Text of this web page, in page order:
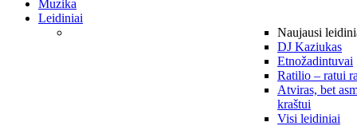
Muzika
Leidiniai
Naujausi
DJ Kaziukas
Etnožadintuvai
Ratilio – ratui
Atviras, bet
kraštui
Visi leidiniai